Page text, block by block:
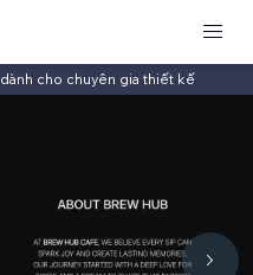
dành cho chuyên gia thiết kế